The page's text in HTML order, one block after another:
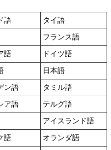
語 タイ語
フランス語
語 ドイツ語
日本語
ン語 タミル語
ア語 テルグ語
アイスランド語
語 オランダ語